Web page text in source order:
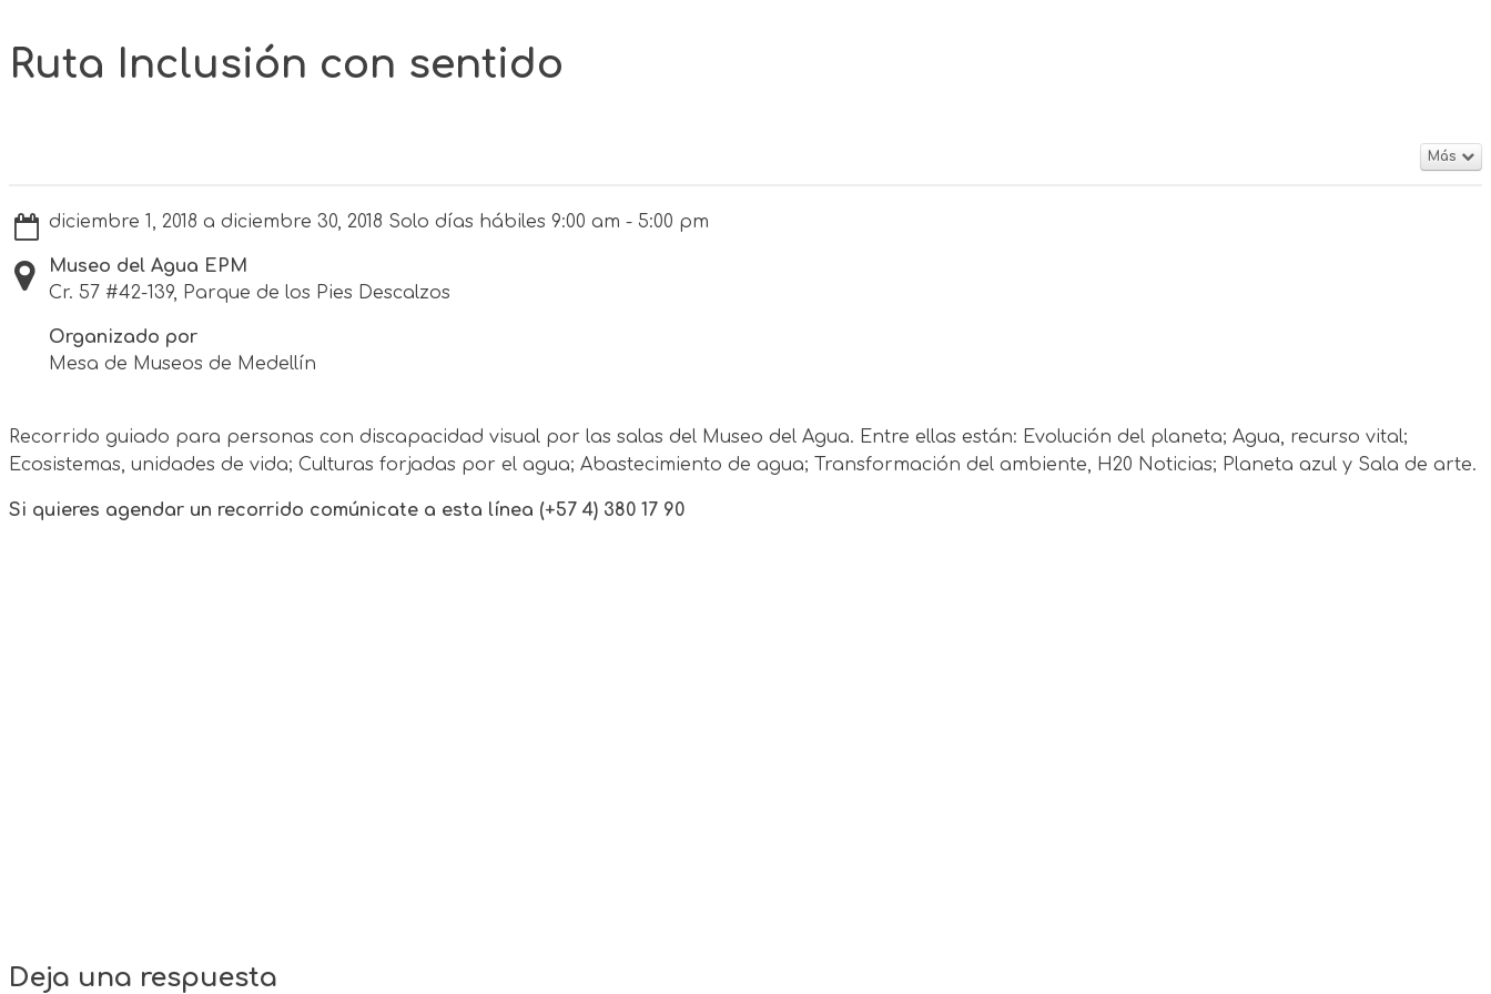
Ruta Inclusión con sentido
Más
diciembre 1, 2018 a diciembre 30, 2018 Solo días hábiles 9:00 am - 5:00 pm
Museo del Agua EPM
Cr. 57 #42-139, Parque de los Pies Descalzos
Organizado por
Mesa de Museos de Medellín
Recorrido guiado para personas con discapacidad visual por las salas del Museo del Agua. Entre ellas están: Evolución del planeta; Agua, recurso vital;
Ecosistemas, unidades de vida; Culturas forjadas por el agua; Abastecimiento de agua; Transformación del ambiente, H20 Noticias; Planeta azul y Sala de arte.
Si quieres agendar un recorrido comúnicate a esta línea (+57 4) 380 17 90
Deja una respuesta